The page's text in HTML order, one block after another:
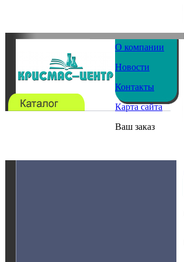
О компании
Новости
Контакты
Карта сайта
Ваш заказ